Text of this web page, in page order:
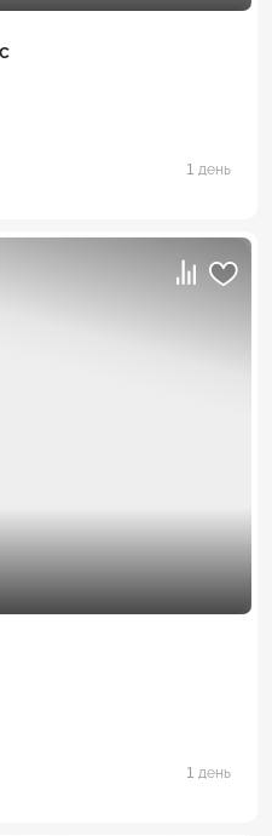
1 день
1 день